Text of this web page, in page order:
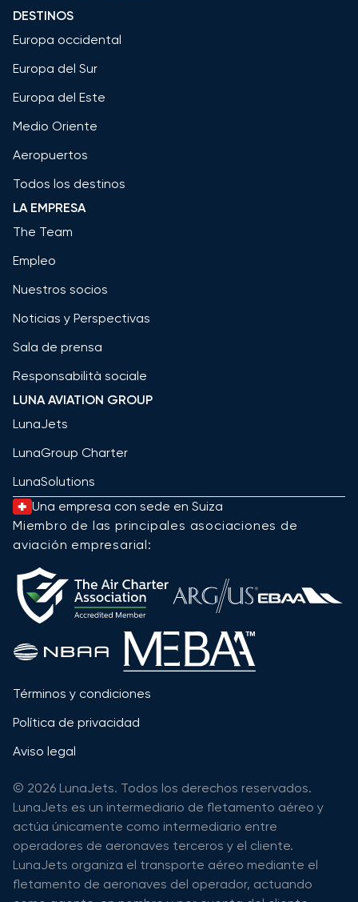
DESTINOS
Europa occidental
Europa del Sur
Europa del Este
Medio Oriente
Aeropuertos
Todos los destinos
LA EMPRESA
The Team
Empleo
Nuestros socios
Noticias y Perspectivas
Sala de prensa
Responsabilità sociale
LUNA AVIATION GROUP
LunaJets
LunaGroup Charter
LunaSolutions
Una empresa con sede en Suiza
Miembro de las principales asociaciones de
aviación empresarial:
Términos y condiciones
Política de privacidad
Aviso legal
© 2026 LunaJets. Todos los derechos reservados.
LunaJets es un intermediario de fletamento aéreo y
actúa únicamente como intermediario entre
operadores de aeronaves terceros y el cliente.
LunaJets organiza el transporte aéreo mediante el
fletamento de aeronaves del operador, actuando